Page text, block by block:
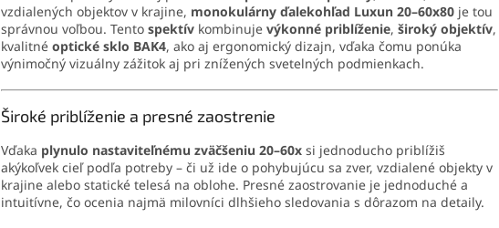
vzdialených objektov v krajine, monokulárny ďalekohľad Luxun 20–60x80 je tou
správnou voľbou. Tento spektív kombinuje výkonné priblíženie, široký objektív,
kvalitné optické sklo BAK4, ako aj ergonomický dizajn, vďaka čomu ponúka
výnimočný vizuálny zážitok aj pri znížených svetelných podmienkach.
Široké priblíženie a presné zaostrenie
Vďaka plynulo nastaviteľnému zväčšeniu 20–60x si jednoducho priblížiš
akýkoľvek cieľ podľa potreby – či už ide o pohybujúcu sa zver, vzdialené objekty v
krajine alebo statické telesá na oblohe. Presné zaostrovanie je jednoduché a
intuitívne, čo ocenia najmä milovníci dlhšieho sledovania s dôrazom na detaily.